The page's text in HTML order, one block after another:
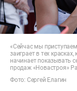
«Сейчас мы
заиграет в тех
начинает показывать
продаж «Новастроя»
Фото: Сергей Елагин